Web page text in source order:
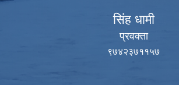
सिंह धामी
प्रवक्ता
९७४२३७११५७